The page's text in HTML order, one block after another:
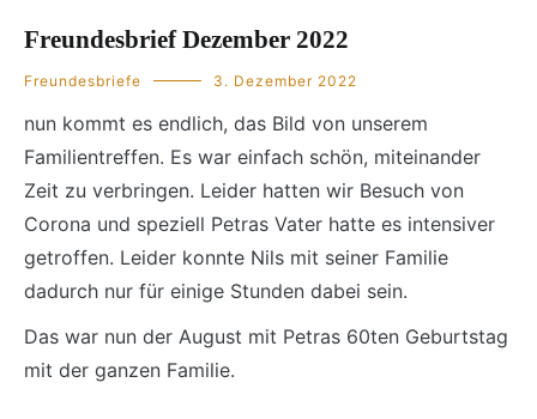
Freundesbrief Dezember 2022
Freundesbriefe 3. Dezember 2022
nun kommt es endlich, das Bild von unserem
Familientreffen. Es war einfach schön, miteinander
Zeit zu verbringen. Leider hatten wir Besuch von
Corona und speziell Petras Vater hatte es intensiver
getroffen. Leider konnte Nils mit seiner Familie
dadurch nur für einige Stunden dabei sein.
Das war nun der August mit Petras 60ten Geburtstag
mit der ganzen Familie.